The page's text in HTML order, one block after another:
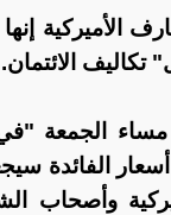
تمثّل المصارف
الائتمان.
الجمعة
سقف نسبته 10% على أسعار
وأصحاب